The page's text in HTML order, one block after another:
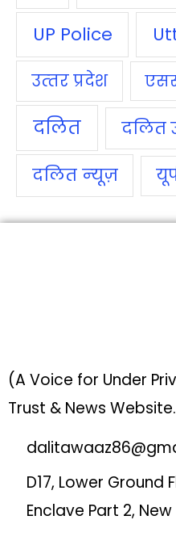
UP Police
उत्‍तर प्रदेश
दलित दलित
दलित न्‍यूज़
(A Voice for Under
Trust & News Website.
D17, Lower Ground
Enclave Part 2, New